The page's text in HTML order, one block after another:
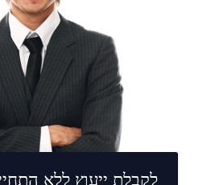
לקבלת ייעוץ ללא